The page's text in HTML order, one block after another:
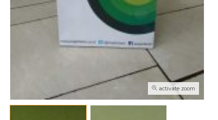
activate zoom